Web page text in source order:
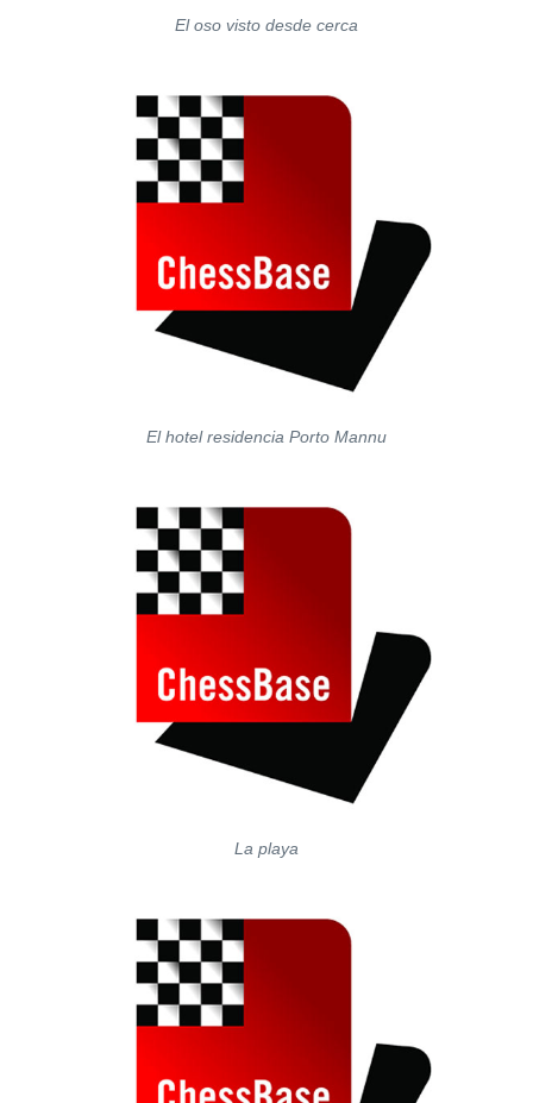
El oso visto desde cerca
El hotel residencia Porto Mannu
La playa